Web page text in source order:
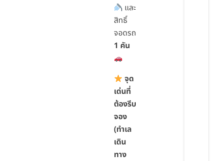
และ
สิทธิ์
จอดรถ
1 คัน
จุด
เด่นที่
ต้องรีบ
จอง
(ทำเล
เดิน
ทาง